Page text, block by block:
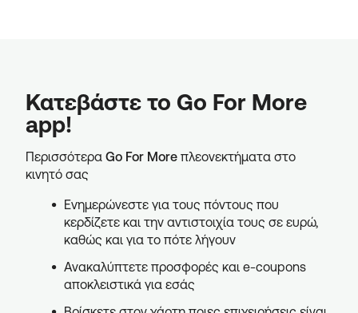
Κατεβάστε το Go For More
app!
Περισσότερα Go For More πλεονεκτήματα στο
κινητό σας
Ενημερώνεστε για τους πόντους που
κερδίζετε και την αντιστοιχία τους σε ευρώ,
καθώς και για το πότε λήγουν
Ανακαλύπτετε προσφορές και e-coupons
αποκλειστικά για εσάς